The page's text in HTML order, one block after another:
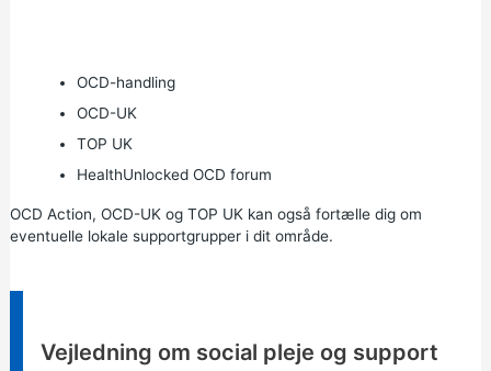
OCD-handling
OCD-UK
TOP UK
HealthUnlocked OCD forum
OCD Action, OCD-UK og TOP UK kan også fortælle dig om
eventuelle lokale supportgrupper i dit område.
Vejledning om social pleje og support